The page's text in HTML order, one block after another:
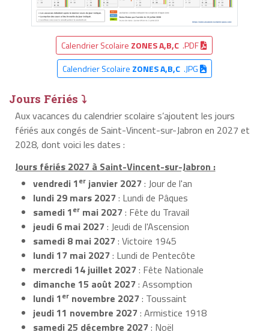
Calendrier Scolaire ZONES A,B,C .PDF
Calendrier Scolaire ZONES A,B,C.JPG
Jours Fériés ⤵
Aux vacances du calendrier scolaire s’ajoutent les jours
fériés aux congés de Saint-Vincent-sur-Jabron en 2027 et
2028, dont voici les dates :
Jours fériés 2027 à Saint-Vincent-sur-Jabron :
vendredi 1er janvier 2027: Jour de l'an
lundi 29 mars 2027: Lundi de Pâques
samedi 1er mai 2027: Fête du Travail
jeudi 6 mai 2027: Jeudi de l'Ascension
samedi 8 mai 2027: Victoire 1945
lundi 17 mai 2027: Lundi de Pentecôte
mercredi 14 juillet 2027: Fête Nationale
dimanche 15 août 2027: Assomption
lundi 1er novembre 2027: Toussaint
jeudi 11 novembre 2027: Armistice 1918
samedi 25 décembre 2027: Noël